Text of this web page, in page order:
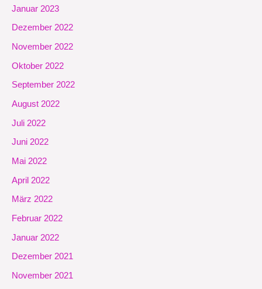
Januar 2023
Dezember 2022
November 2022
Oktober 2022
September 2022
August 2022
Juli 2022
Juni 2022
Mai 2022
April 2022
März 2022
Februar 2022
Januar 2022
Dezember 2021
November 2021